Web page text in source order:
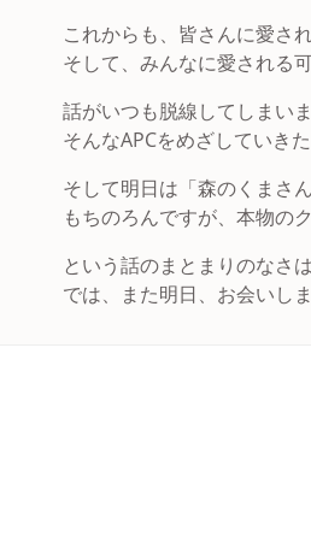
これからも、皆さんに愛さ
そして、みんなに愛される
話がいつも脱線してしまいま
そんなAPCをめざしていき
そして明日は「森のくまさ
もちのろんですが、本物の
という話のまとまりのなさ
では、また明日、お会いし